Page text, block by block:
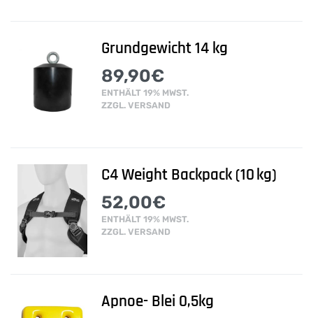
Grundgewicht 14 kg
89,90€
ENTHÄLT 19% MWST.
ZZGL. VERSAND
C4 Weight Backpack (10 kg)
52,00€
ENTHÄLT 19% MWST.
ZZGL. VERSAND
Apnoe- Blei 0,5kg